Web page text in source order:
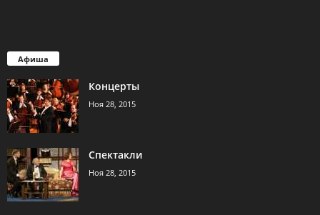
Афиша
Концерты
Ноя 28, 2015
Спектакли
Ноя 28, 2015